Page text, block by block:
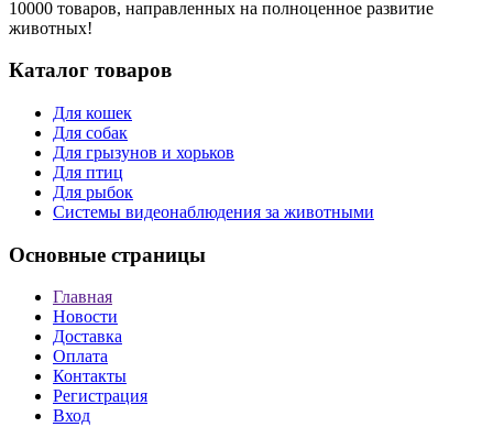
10000 товаров, направленных на полноценное развитие
животных!
Каталог товаров
Для кошек
Для собак
Для грызунов и хорьков
Для птиц
Для рыбок
Cистемы видеонаблюдения за животными
Основные страницы
Главная
Новости
Доставка
Оплата
Контакты
Регистрация
Вход